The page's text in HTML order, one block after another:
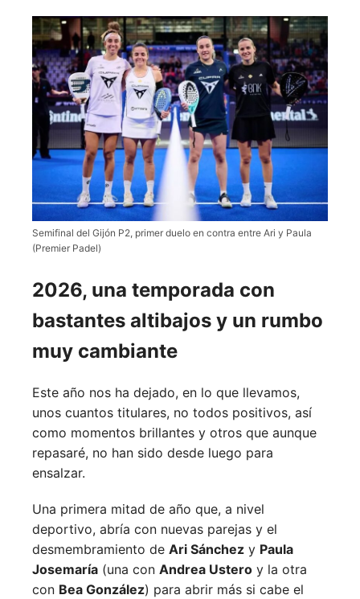
Semifinal del Gijón P2, primer duelo en contra entre Ari y Paula
(Premier Padel)
2026, una temporada con
bastantes altibajos y un rumbo
muy cambiante
Este año nos ha dejado, en lo que llevamos,
unos cuantos titulares, no todos positivos, así
como momentos brillantes y otros que aunque
repasaré, no han sido desde luego para
ensalzar.
Una primera mitad de año que, a nivel
deportivo, abría con nuevas parejas y el
desmembramiento de Ari Sánchez y Paula
Josemaría (una con Andrea Ustero y la otra
con Bea González) para abrir más si cabe el